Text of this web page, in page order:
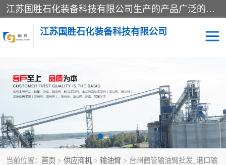
江苏国胜石化装备科技有限公司生产的产品广泛的应用于石油、石化等行业中，产品种类齐全，其中包括装卸鹤管、汽车鹤管、火车鹤管、装车鹤管、卸车鹤管、上装鹤管、下装鹤管、lng鹤管、发油鹤管、液氨鹤管、液化气鹤管等，我们生产的产品质量上乘，价格实惠，服务好，买鹤管就到国胜石化装备！
江苏国胜石化装备科技有限公司
当前位置： 首页 > 供应商机 > 输油臂 > 台州鹤管输油臂批发_港口输
输油臂 鹤管活动梯